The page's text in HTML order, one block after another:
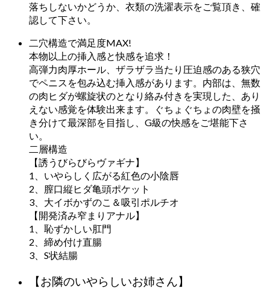
落ちしないかどうか、衣類の洗濯表示をご覧頂き、確
認して下さい。
二穴構造で満足度MAX!
本物以上の挿入感と快感を追求！
高弾力肉厚ホール、ザラザラ当たり圧迫感のある狭穴
でペニスを包み込む挿入感があります。内部は、無数
の肉ヒダが螺旋状のとなり絡み付きを実現した、あり
えない感覚を体験出来ます。ぐちょぐちょの肉壁を掻
き分けて最深部を目指し、G級の快感をご堪能下さ
い。
二層構造
【誘うびらびらヴァギナ】
1、いやらしく広がる紅色の小陰唇
2、膣口縦ヒダ亀頭ポケット
3、大イボかずのこ＆吸引ポルチオ
【開発済み窄まりアナル】
1、恥ずかしい肛門
2、締め付け直腸
3、S状結腸
【お隣のいやらしいお姉さん】